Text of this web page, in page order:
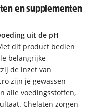
en supplementen
uit de pH
dit product bedien
belangrijke
de inzet van
zijn je gewassen
alle voedingsstoffen,
Chelaten zorgen